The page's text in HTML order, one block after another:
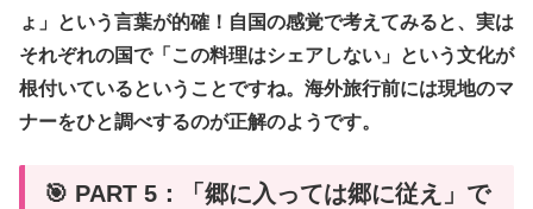
ょ」という言葉が的確！自国の感覚で考えてみると、実は
それぞれの国で「この料理はシェアしない」という文化が
根付いているということですね。海外旅行前には現地のマ
ナーをひと調べするのが正解のようです。
🎯 PART 5：「郷に入っては郷に従え」で